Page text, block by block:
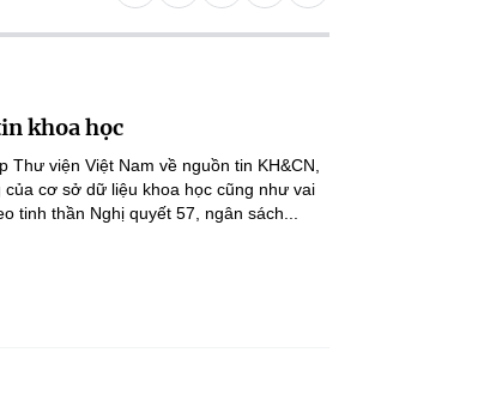
khoa học
viện Việt Nam về nguồn tin KH&CN,
cơ sở dữ liệu khoa học cũng như vai
tinh thần Nghị quyết 57, ngân sách...